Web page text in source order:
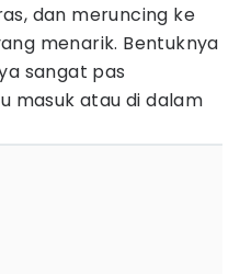
dan meruncing ke
menarik. Bentuknya
sangat pas
masuk atau di dalam